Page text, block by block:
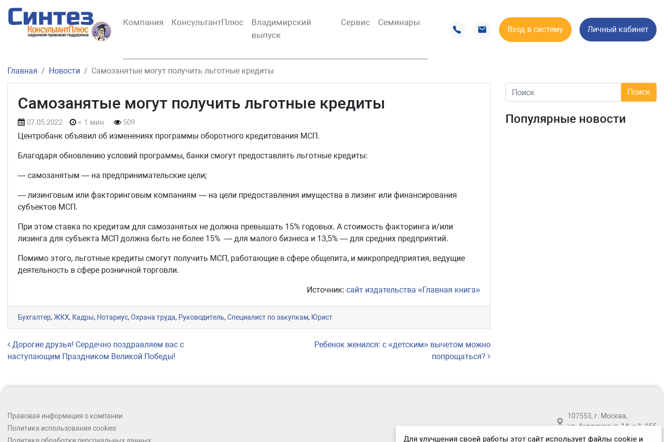
Компания КонсультантПлюс
Владимирский
выпуск
Сервис Семинары
Вход в систему Личный кабинет
Главная Новости Самозанятые могут получить льготные кредиты
Самозанятые могут получить льготные кредиты
07.05.2022 < 1 мин. 509
Центробанк объявил об изменениях программы оборотного кредитования МСП.
Благодаря обновлению условий программы, банки смогут предоставлять льготные кредиты:
— самозанятым — на предпринимательские цели;
— лизинговым или факторинговым компаниям — на цели предоставления имущества в лизинг или финансирования
субъектов МСП.
При этом ставка по кредитам для самозанятых не должна превышать 15% годовых. А стоимость факторинга и/или
лизинга для субъекта МСП должна быть не более 15% — для малого бизнеса и 13,5% — для средних предприятий.
Помимо этого, льготные кредиты смогут получить МСП, работающие в сфере общепита, и микропредприятия, ведущие
деятельность в сфере розничной торговли.
Источник: сайт издательства «Главная книга»
Бухгалтер,ЖКХ, Кадры, Нотариус,Охрана труда, Руководитель,Специалист по закупкам, Юрист
Навигация по записям
Дорогие друзья! Сердечно поздравляем вас с
наступающим Праздником Великой Победы!
Ребенок женился: с «детским» вычетом можно
попрощаться?
Популярные новости
Правовая информация о компании
Политика использования cookies
107553, г. Москва,
ул. Амурская, д. 1А, к 1, 155
Для улучшения своей работы этот сайт использует файлы cookie и